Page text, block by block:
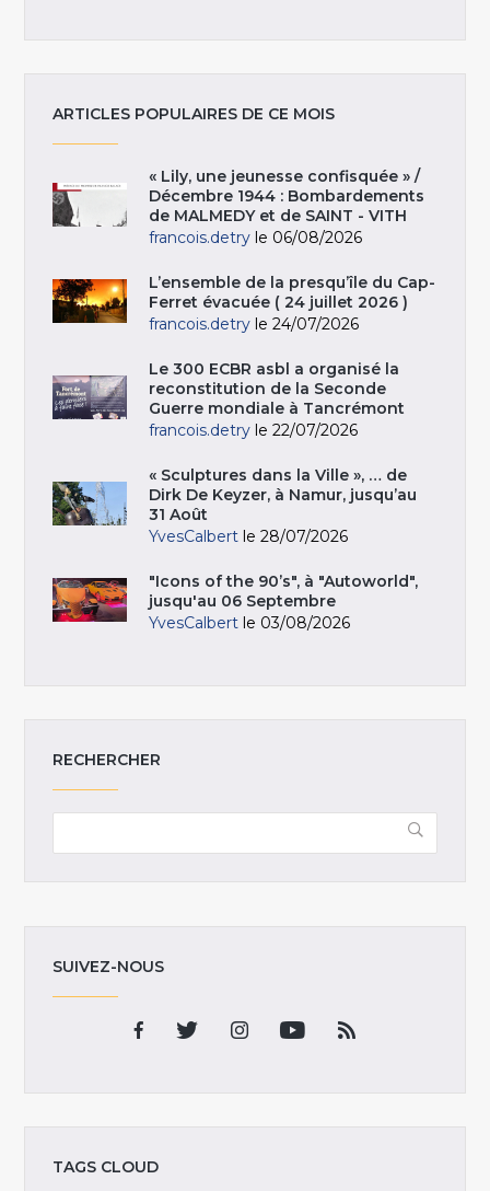
ARTICLES POPULAIRES DE CE MOIS
« Lily, une jeunesse confisquée » /
Décembre 1944 : Bombardements
de MALMEDY et de SAINT - VITH
francois.detry le 06/08/2026
L’ensemble de la presqu’île du Cap-
Ferret évacuée ( 24 juillet 2026 )
francois.detry le 24/07/2026
Le 300 ECBR asbl a organisé la
reconstitution de la Seconde
Guerre mondiale à Tancrémont
francois.detry le 22/07/2026
« Sculptures dans la Ville », … de
Dirk De Keyzer, à Namur, jusqu’au
31 Août
YvesCalbert le 28/07/2026
"Icons of the 90’s", à "Autoworld",
jusqu'au 06 Septembre
YvesCalbert le 03/08/2026
RECHERCHER
SUIVEZ-NOUS
TAGS CLOUD